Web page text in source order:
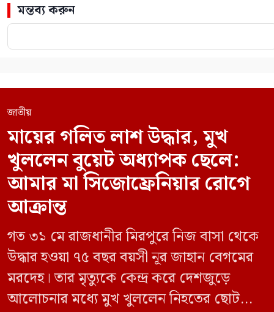
মন্তব্য করুন
জাতীয়
মায়ের গলিত লাশ উদ্ধার, মুখ
খুললেন বুয়েট অধ্যাপক ছেলে:
আমার মা সিজোফ্রেনিয়ার রোগে
আক্রান্ত
গত ৩১ মে রাজধানীর মিরপুরে নিজ বাসা থেকে
উদ্ধার হওয়া ৭৫ বছর বয়সী নূর জাহান বেগমের
মরদেহ। তার মৃত্যুকে কেন্দ্র করে দেশজুড়ে
আলোচনার মধ্যে মুখ খুললেন নিহতের ছোট